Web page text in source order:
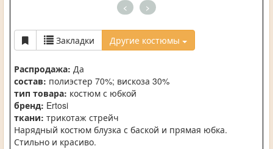
< >
Закладки Другие костюмы
Распродажа: Да
состав: полиэстер 70%; вискоза 30%
тип товара: костюм с юбкой
бренд: Ertosi
ткани: трикотаж стрейч
Нарядный костюм блузка с баской и прямая юбка.
Стильно и красиво.